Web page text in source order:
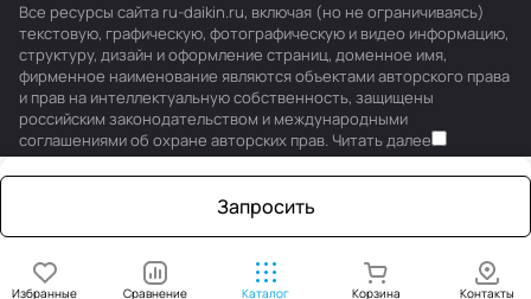
Запросить
Избранные Сравнение Каталог Корзина Контакты
Все ресурсы сайта ru-daikin.ru, включая (но не ограничиваясь)
текстовую, графическую, фотографическую и видео информацию,
структуру, дизайн и оформление страниц, доменное имя,
фирменное наименование являются объектами авторского права
и прав на интеллектуальную собственность, защищены
российским законодательством и международными
соглашениями об охране авторских прав. Читать далее